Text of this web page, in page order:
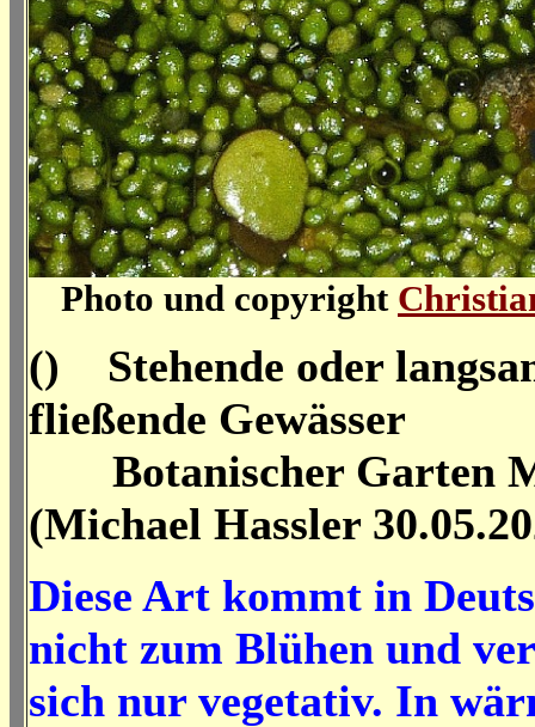
Photo und copyright
() Stehende oder
fließende Gewässer
Botanischer Garten
(Michael Hassler
Diese Art kommt in
nicht zum Blühen und
sich nur vegetativ. In